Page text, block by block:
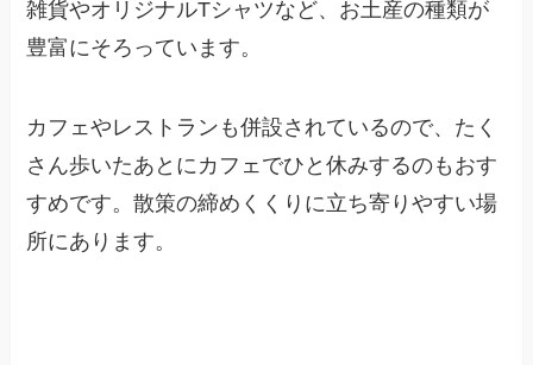
雑貨やオリジナルTシャツなど、お土産の種類が
豊富にそろっています。
カフェやレストランも併設されているので、たく
さん歩いたあとにカフェでひと休みするのもおす
すめです。散策の締めくくりに立ち寄りやすい場
所にあります。